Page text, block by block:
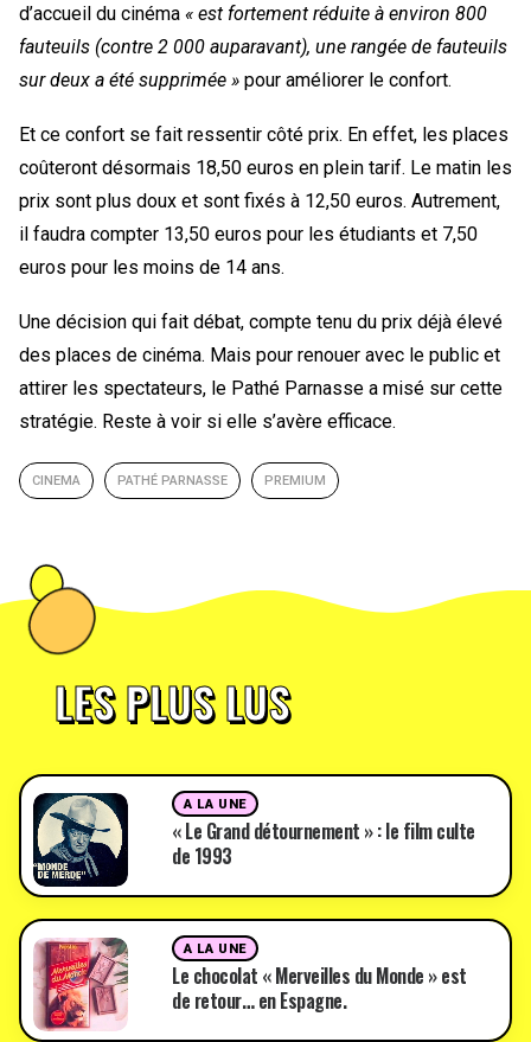
d’accueil du cinéma « est fortement réduite à environ 800
fauteuils (contre 2 000 auparavant), une rangée de fauteuils
sur deux a été supprimée » pour améliorer le confort.
Et ce confort se fait ressentir côté prix. En effet, les places
coûteront désormais 18,50 euros en plein tarif. Le matin les
prix sont plus doux et sont fixés à 12,50 euros. Autrement,
il faudra compter 13,50 euros pour les étudiants et 7,50
euros pour les moins de 14 ans.
Une décision qui fait débat, compte tenu du prix déjà élevé
des places de cinéma. Mais pour renouer avec le public et
attirer les spectateurs, le Pathé Parnasse a misé sur cette
stratégie. Reste à voir si elle s’avère efficace.
CINEMA PATHÉ PARNASSE PREMIUM
LES PLUS LUS
A LA UNE
« Le Grand détournement » : le film culte
de 1993
A LA UNE
Le chocolat « Merveilles du Monde » est
de retour… en Espagne.